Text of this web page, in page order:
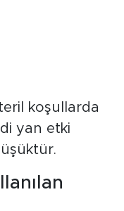
koşullarda
yan etki